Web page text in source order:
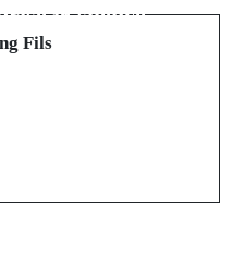
réagitle silence
Fils